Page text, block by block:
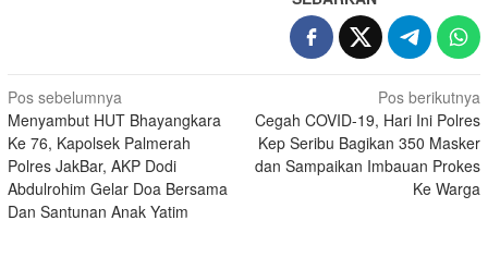
Navigasi
pos
Pos sebelumnya
Menyambut HUT Bhayangkara
Ke 76, Kapolsek Palmerah
Polres JakBar, AKP Dodi
Abdulrohim Gelar Doa Bersama
Dan Santunan Anak Yatim
Pos berikutnya
Cegah COVID-19, Hari Ini Polres
Kep Seribu Bagikan 350 Masker
dan Sampaikan Imbauan Prokes
Ke Warga